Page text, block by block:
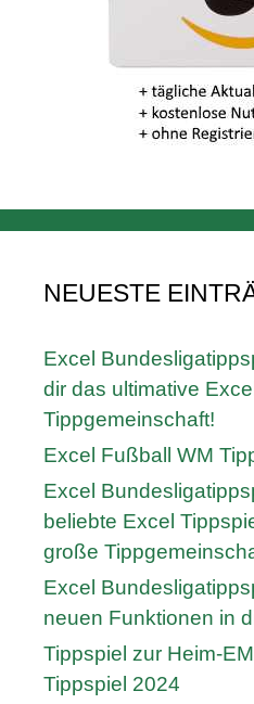
NEUESTE
Excel
dir das ultimative
Tippgemeinschaft!
Excel Fußball WM
Excel
beliebte Excel
große
Excel
neuen Funktionen in
Tippspiel zur Heim-
Tippspiel 2024